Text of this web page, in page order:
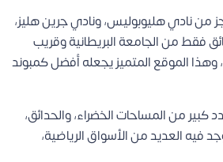
من نادي هليوبوليس، ونادي جرين هليز،
فقط من الجامعة البريطانية وقريب
، وهذا الموقع المتميز يجعله أفضل كمبوند
كبير من المساحات الخضراء، والحدائق،
فيه العديد من الأسواق الرياضية،